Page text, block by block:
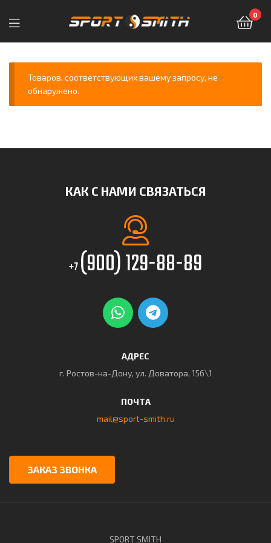
Sport-
Smith
—
спортивных
0
Товаров, соответствующих вашему запросу, не
обнаружено.
КАК С НАМИ СВЯЗАТЬСЯ
+7(900) 129-88-89
АДРЕС
г. Ростов-на-Дону, ул. Доватора, 156\1
ПОЧТА
mail@sport-smith.ru
ЗАКАЗ ЗВОНКА
SPORT SMITH